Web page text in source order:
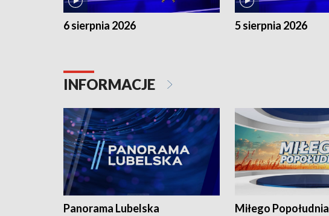
6 sierpnia 2026 5 sierpnia 2026
INFORMACJE
Panorama Lubelska Miłego Popołudnia